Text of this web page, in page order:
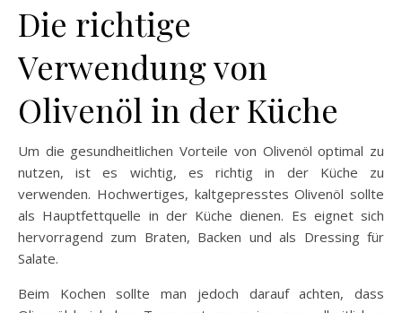
Die richtige
Verwendung von
Olivenöl in der Küche
Um die gesundheitlichen Vorteile von Olivenöl optimal zu
nutzen, ist es wichtig, es richtig in der Küche zu
verwenden. Hochwertiges, kaltgepresstes Olivenöl sollte
als Hauptfettquelle in der Küche dienen. Es eignet sich
hervorragend zum Braten, Backen und als Dressing für
Salate.
Beim Kochen sollte man jedoch darauf achten, dass